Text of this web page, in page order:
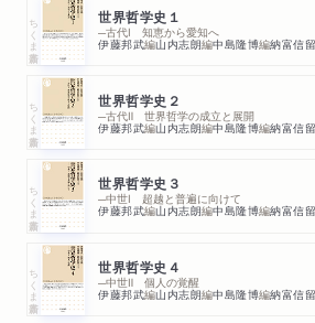
ちくま新書 世界哲学史１
─古代Ⅰ 知恵から愛知へ
伊藤邦武編山内志朗編中島隆博編納富信留
ちくま新書 世界哲学史２
─古代Ⅱ 世界哲学の成立と展開
伊藤邦武編山内志朗編中島隆博編納富信留
ちくま新書 世界哲学史３
─中世Ⅰ 超越と普遍に向けて
伊藤邦武編山内志朗編中島隆博編納富信留
ちくま新書 世界哲学史４
─中世Ⅱ 個人の覚醒
伊藤邦武編山内志朗編中島隆博編納富信留